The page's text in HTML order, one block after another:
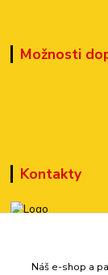
Možnosti
Kontakty
+420 777
Náš e-shop a